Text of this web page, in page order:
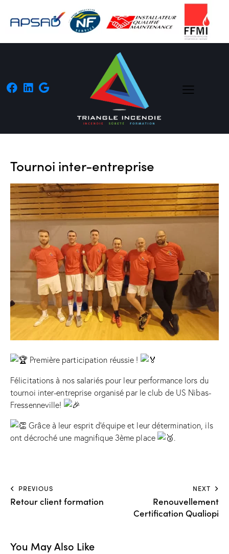
Tournoi inter-entreprise
Première participation réussie !
Félicitations à nos salariés pour leur performance lors du
tournoi inter-entreprise organisé par le club de US Nibas-
Fressenneville!
Grâce à leur esprit d’équipe et leur détermination, ils
ont décroché une magnifique 3ème place
.
PREVIOUS
Retour client formation
NEXT
Renouvellement
Certification Qualiopi
You May Also Like